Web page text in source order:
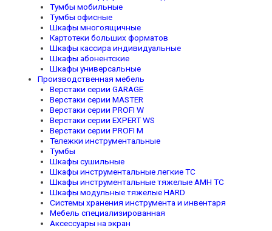
Тумбы мобильные
Тумбы офисные
Шкафы многоящичные
Картотеки больших форматов
Шкафы кассира индивидуальные
Шкафы абонентские
Шкафы универсальные
Производственная мебель
Верстаки серии GARAGE
Верстаки серии MASTER
Верстаки серии PROFI W
Верстаки серии EXPERT WS
Верстаки серии PROFI M
Тележки инструментальные
Тумбы
Шкафы сушильные
Шкафы инструментальные легкие TC
Шкафы инструментальные тяжелые AMH TC
Шкафы модульные тяжелые HARD
Системы хранения инструмента и инвентаря
Мебель специализированная
Аксессуары на экран